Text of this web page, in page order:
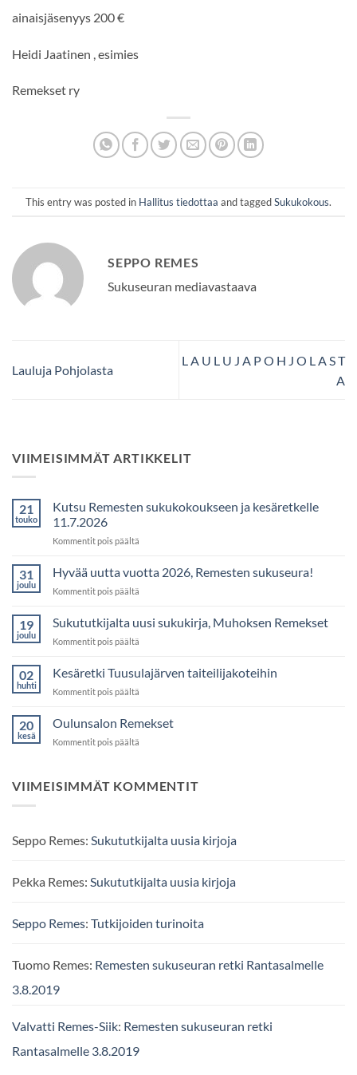
ainaisjäsenyys 200 €
Heidi Jaatinen , esimies
Remekset ry
This entry was posted in Hallitus tiedottaa and taggedSukukokous.
SEPPO REMES
Sukuseuran mediavastaava
Lauluja Pohjolasta
L A U L U J A P O H J O L A S T
A
VIIMEISIMMÄT ARTIKKELIT
21
touko
Kutsu Remesten sukukokoukseen ja kesäretkelle
11.7.2026
Kommentit pois päältä
Remesten
sukukokoukseen
11.7.2026
31
joulu
Hyvää uutta vuotta 2026, Remesten sukuseura!
Kommentit pois päältä
uutta
sukuseura!
19
joulu
Sukututkijalta uusi sukukirja, Muhoksen Remekset
Kommentit pois päältä
uusi
sukukirja,
02
huhti
Kesäretki Tuusulajärven taiteilijakoteihin
Kommentit pois päältä
Tuusulajärven
20
kesä
Oulunsalon Remekset
Kommentit pois päältä
VIIMEISIMMÄT KOMMENTIT
Seppo Remes: Sukututkijalta uusia kirjoja
Pekka Remes: Sukututkijalta uusia kirjoja
Seppo Remes: Tutkijoiden turinoita
Tuomo Remes: Remesten sukuseuran retki Rantasalmelle
3.8.2019
Valvatti Remes-Siik: Remesten sukuseuran retki
Rantasalmelle 3.8.2019